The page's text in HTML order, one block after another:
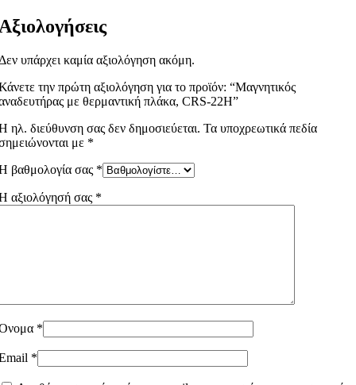
υπάρχει καμία αξιολόγηση ακόμη.
την πρώτη αξιολόγηση για το προϊόν: “Μαγνητικός
με θερμαντική πλάκα, CRS-22H”
ηλ. διεύθυνση σας δεν δημοσιεύεται. Τα υποχρεωτικά πεδία
με *
βαθμολογία σας *
αξιολόγησή σας *
*
*